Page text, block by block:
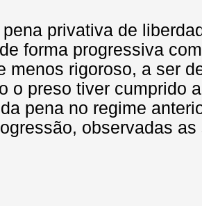
pena privativa de
forma progressiva
menos rigoroso, a ser
o preso tiver cumprido
pena no regime
observadas as